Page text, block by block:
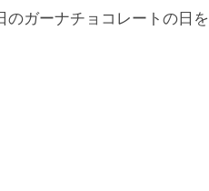
のガーナチョコレートの日を